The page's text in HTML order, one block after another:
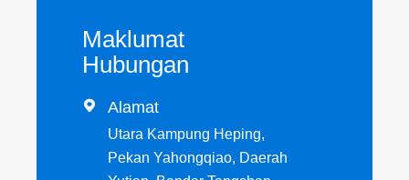
Maklumat
Hubungan
 Alamat
Utara Kampung Heping,
Pekan Yahongqiao, Daerah